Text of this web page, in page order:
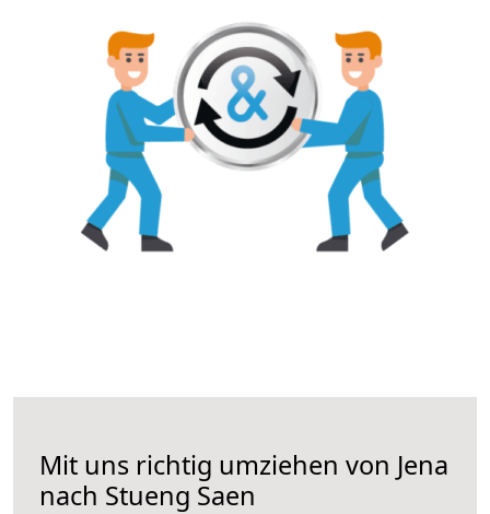
Mit uns richtig umziehen von Jena
nach Stueng Saen